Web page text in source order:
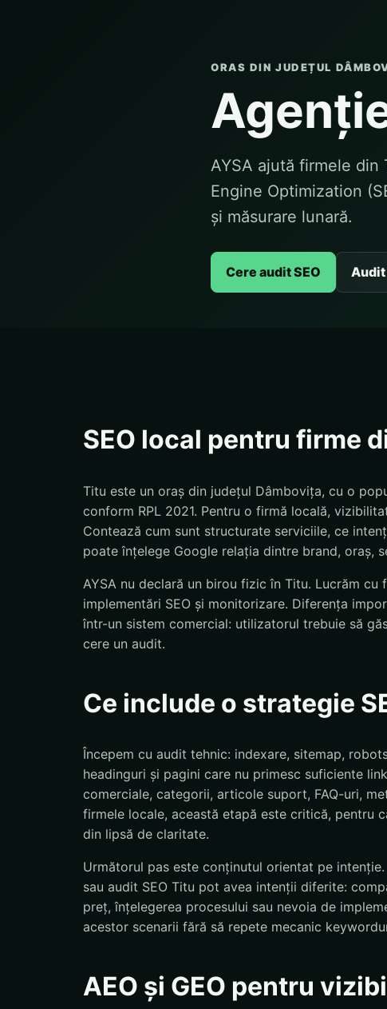
ORAS DIN JUDEȚUL
AYSA ajută firmele
Engine Optimization
și măsurare lunară.
Cere audit SEO Audit
SEO local pentru firme
Titu este un oraș din județul Dâmbovița, cu o
conform RPL 2021. Pentru o firmă locală,
Contează cum sunt structurate serviciile, ce
poate înțelege Google relația dintre brand, oraș,
AYSA nu declară un birou fizic în Titu. Lucrăm
implementări SEO și monitorizare. Diferența
într-un sistem comercial: utilizatorul trebuie să
cere un audit.
Ce include o strategie
Începem cu audit tehnic: indexare, sitemap,
headinguri și pagini care nu primesc suficiente
comerciale, categorii, articole suport, FAQ-uri,
firmele locale, această etapă este critică, pentru
din lipsă de claritate.
Următorul pas este conținutul orientat pe
sau audit SEO Titu pot avea intenții diferite:
preț, înțelegerea procesului sau nevoia de
acestor scenarii fără să repete mecanic
AEO și GEO pentru